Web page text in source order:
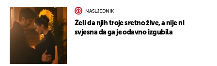
NASLJEDNIK
Želi da njih troje sretno žive, a nije ni
svjesna da ga je odavno izgubila